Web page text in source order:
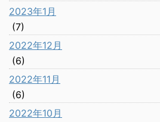
2023年1月
(7)
2022年12月
(6)
2022年11月
(6)
2022年10月